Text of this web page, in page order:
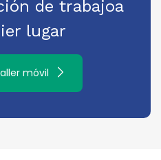
de trabajoa
lugar
móvil